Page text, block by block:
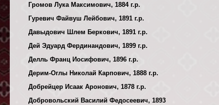
Громов Лука Максимович, 1884 г.р.
Гуревич Файвуш Лейбович, 1891 г.р.
Давыдович Шлем Беркович, 1891 г.р.
Дей Эдуард Фердинандович, 1899 г.р.
Делль Франц Иосифович, 1896 г.р.
Дерим-Оглы Николай Карпович, 1888 г.р.
Добрейцер Исаак Аронович, 1878 г.р.
Добровольский Василий Федосеевич, 1893